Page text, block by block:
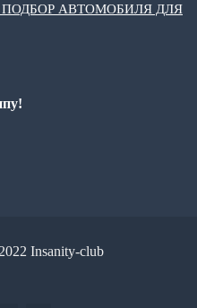
АВТОМОБИЛЯ ДЛЯ
Insanity-club